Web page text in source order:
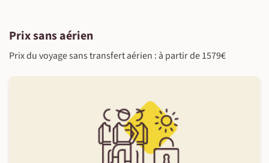
Prix sans aérien
Prix du voyage sans transfert aérien : à partir de 1579€